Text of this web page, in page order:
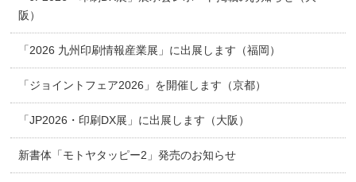
阪）
「2026 九州印刷情報産業展」に出展します（福岡）
「ジョイントフェア2026」を開催します（京都）
「JP2026・印刷DX展」に出展します（大阪）
新書体「モトヤタッピー2」発売のお知らせ